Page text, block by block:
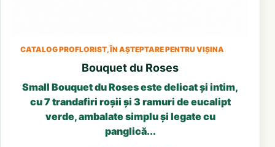
CATALOG PROFLORIST, ÎN AȘTEPTARE PENTRU VIȘINA
Bouquet du Roses
Small Bouquet du Roses este delicat și intim,
cu 7 trandafiri roșii și 3 ramuri de eucalipt
verde, ambalate simplu și legate cu
panglică...